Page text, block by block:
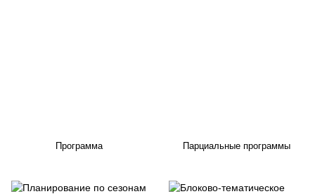
Программа Парциальные программы